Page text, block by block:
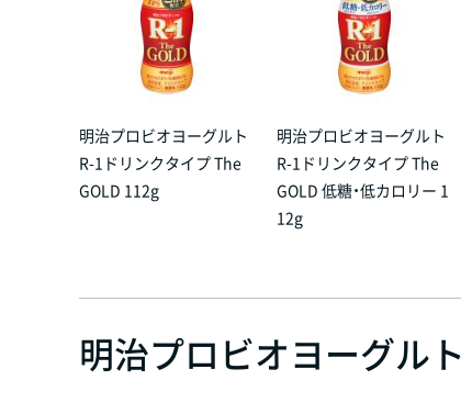
明治プロビオヨーグルト
R-1ドリンクタイプ The
GOLD 112g
明治プロビオヨーグルト
R-1ドリンクタイプ The
GOLD 低糖・低カロリー 1
12g
明治プロビオヨーグル